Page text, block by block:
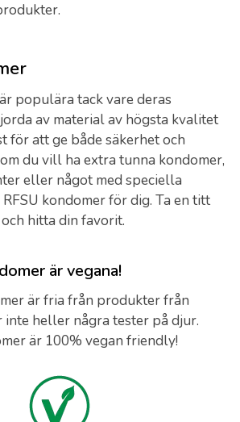
populära tack vare deras
av material av högsta kvalitet
för att ge både säkerhet och
du vill ha extra tunna kondomer,
eller något med speciella
kondomer för dig. Ta en titt
hitta din favorit.
är vegana!
är fria från produkter från
heller några tester på djur.
är 100% vegan friendly!